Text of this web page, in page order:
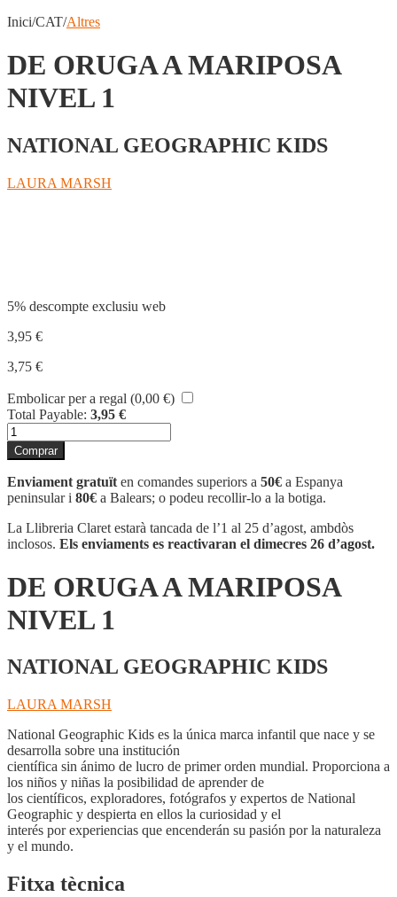
Inici/CAT/Altres
DE ORUGA A MARIPOSA
NIVEL 1
NATIONAL GEOGRAPHIC KIDS
LAURA MARSH
5% descompte exclusiu web
3,95 €
3,75 €
Embolicar per a regal (0,00 €)
Total Payable: 3,95 €
quantitat
de
DE
ORUGA
A
MARIPOSA
NIVEL
1
Comprar
Enviament gratuït en comandes superiors a 50€ a Espanya
peninsular i 80€ a Balears; o podeu recollir-lo a la botiga.
La Llibreria Claret estarà tancada de l’1 al 25 d’agost, ambdòs
inclosos. Els enviaments es reactivaran el dimecres 26 d’agost.
DE ORUGA A MARIPOSA
NIVEL 1
NATIONAL GEOGRAPHIC KIDS
LAURA MARSH
National Geographic Kids es la única marca infantil que nace y se
desarrolla sobre una institución
científica sin ánimo de lucro de primer orden mundial. Proporciona a
los niños y niñas la posibilidad de aprender de
los científicos, exploradores, fotógrafos y expertos de National
Geographic y despierta en ellos la curiosidad y el
interés por experiencias que encenderán su pasión por la naturaleza
y el mundo.
Fitxa tècnica